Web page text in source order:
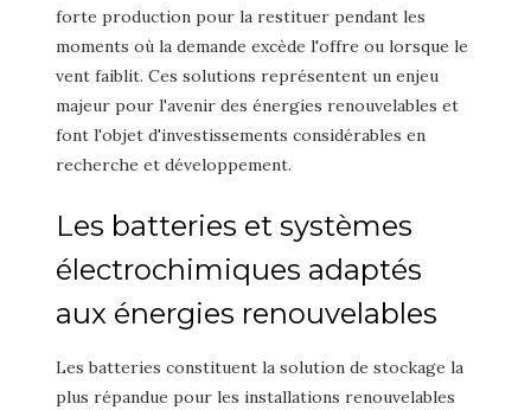
forte production pour la restituer pendant les
moments où la demande excède l'offre ou lorsque le
vent faiblit. Ces solutions représentent un enjeu
majeur pour l'avenir des énergies renouvelables et
font l'objet d'investissements considérables en
recherche et développement.
Les batteries et systèmes
électrochimiques adaptés
aux énergies renouvelables
Les batteries constituent la solution de stockage la
plus répandue pour les installations renouvelables